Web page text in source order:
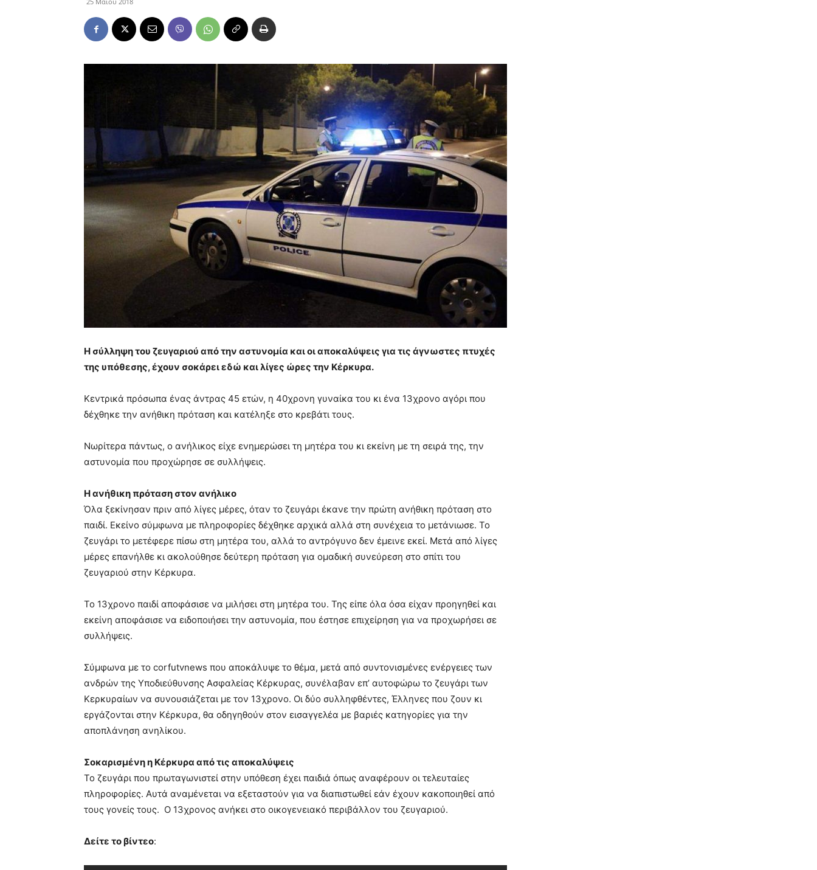
Η σύλληψη του ζευγαριού από την αστυνομία και οι αποκαλύψεις για τις άγνωστες πτυχές
της υπόθεσης, έχουν σοκάρει εδώ και λίγες ώρες την Κέρκυρα.
Κεντρικά πρόσωπα ένας άντρας 45 ετών, η 40χρονη γυναίκα του κι ένα 13χρονο αγόρι που
δέχθηκε την ανήθικη πρόταση και κατέληξε στο κρεβάτι τους.
Νωρίτερα πάντως, ο ανήλικος είχε ενημερώσει τη μητέρα του κι εκείνη με τη σειρά της, την
αστυνομία που προχώρησε σε συλλήψεις.
Η ανήθικη πρόταση στον ανήλικο
Όλα ξεκίνησαν πριν από λίγες μέρες, όταν το ζευγάρι έκανε την πρώτη ανήθικη πρόταση στο
παιδί. Εκείνο σύμφωνα με πληροφορίες δέχθηκε αρχικά αλλά στη συνέχεια το μετάνιωσε. Το
ζευγάρι το μετέφερε πίσω στη μητέρα του, αλλά το αντρόγυνο δεν έμεινε εκεί. Μετά από λίγες
μέρες επανήλθε κι ακολούθησε δεύτερη πρόταση για ομαδική συνεύρεση στο σπίτι του
ζευγαριού στην Κέρκυρα.
Το 13χρονο παιδί αποφάσισε να μιλήσει στη μητέρα του. Της είπε όλα όσα είχαν προηγηθεί και
εκείνη αποφάσισε να ειδοποιήσει την αστυνομία, που έστησε επιχείρηση για να προχωρήσει σε
συλλήψεις.
Σύμφωνα με το corfutvnews που αποκάλυψε το θέμα, μετά από συντονισμένες ενέργειες των
ανδρών της Υποδιεύθυνσης Ασφαλείας Κέρκυρας, συνέλαβαν επ’ αυτοφώρω το ζευγάρι των
Κερκυραίων να συνουσιάζεται με τον 13χρονο. Οι δύο συλληφθέντες, Έλληνες που ζουν κι
εργάζονται στην Κέρκυρα, θα οδηγηθούν στον εισαγγελέα με βαριές κατηγορίες για την
αποπλάνηση ανηλίκου.
Σοκαρισμένη η Κέρκυρα από τις αποκαλύψεις
Το ζευγάρι που πρωταγωνιστεί στην υπόθεση έχει παιδιά όπως αναφέρουν οι τελευταίες
πληροφορίες. Αυτά αναμένεται να εξεταστούν για να διαπιστωθεί εάν έχουν κακοποιηθεί από
τους γονείς τους. Ο 13χρονος ανήκει στο οικογενειακό περιβάλλον του ζευγαριού.
Δείτε το βίντεο: